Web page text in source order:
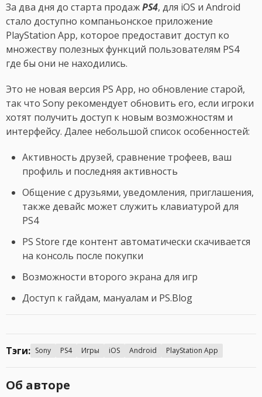
За два дня до старта продажPS4, для iOS и Android
стало доступно компаньонское приложение
PlayStation App, которое предоставит доступ ко
множеству полезных функций пользователям PS4
где бы они не находились.
Это не новая версия PS App, но обновление старой,
так что Sony рекомендует обновить его, если игроки
хотят получить доступ к новым возможностям и
интерфейсу. Далее небольшой список особенностей:
Активность друзей, сравнение трофеев, ваш
профиль и последняя активность
Общение с друзьями, уведомления, приглашения,
также девайс может служить клавиатурой для
PS4
PS Store где контент автоматически скачивается
на консоль после покупки
Возможности второго экрана для игр
Доступ к гайдам, мануалам и PS.Blog
Тэги: Sony PS4 Игры iOS Android PlayStation App
Об авторе